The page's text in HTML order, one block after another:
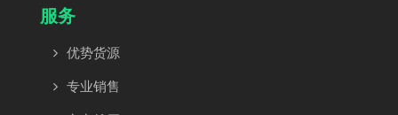
服务
优势货源
专业销售